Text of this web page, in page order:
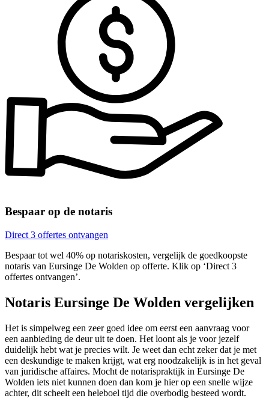
Bespaar op de notaris
Direct 3 offertes ontvangen
Bespaar tot wel 40% op notariskosten, vergelijk de goedkoopste
notaris van Eursinge De Wolden op offerte. Klik op ‘Direct 3
offertes ontvangen’.
Notaris Eursinge De Wolden vergelijken
Het is simpelweg een zeer goed idee om eerst een aanvraag voor
een aanbieding de deur uit te doen. Het loont als je voor jezelf
duidelijk hebt wat je precies wilt. Je weet dan echt zeker dat je met
een deskundige te maken krijgt, wat erg noodzakelijk is in het geval
van juridische affaires. Mocht de notarispraktijk in Eursinge De
Wolden iets niet kunnen doen dan kom je hier op een snelle wijze
achter, dit scheelt een heleboel tijd die overbodig besteed wordt.